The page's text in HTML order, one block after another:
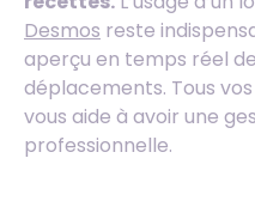
Desmos reste
aperçu en temps réel
déplacements. Tous
vous aide à avoir une
professionnelle.